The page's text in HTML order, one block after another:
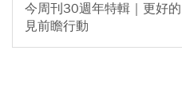
今周刊30週年特輯｜更好
見前瞻行動